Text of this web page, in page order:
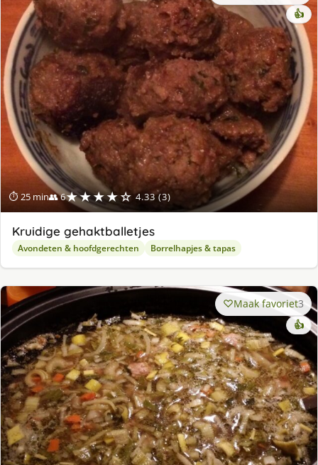
⏱ 25 min👥 6★★★★☆ 4.33 (3)
👍
Kruidige gehaktballetjes
Avondeten & hoofdgerechten Borrelhapjes & tapas
Maak favoriet3
👍